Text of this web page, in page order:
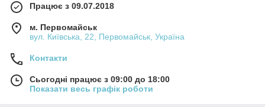
Працює з 09.07.2018
м. Первомайськ
вул. Київська, 22, Первомайськ, Україна
Контакти
Сьогодні працює з 09:00 до 18:00
Показати весь графік роботи